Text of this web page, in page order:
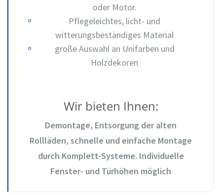
oder Motor.
Pflegeleichtes, licht- und
witterungsbeständiges Material
große Auswahl an Unifarben und
Holzdekoren
Wir bieten Ihnen:
Demontage, Entsorgung der alten
Rollläden, schnelle und einfache Montage
durch Komplett-Systeme. Individuelle
Fenster- und Türhöhen möglich